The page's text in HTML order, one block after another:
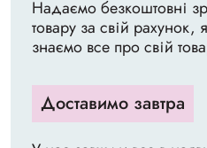
Надаємо безкоштовні
товару за свій рахунок,
знаємо все про свій
Доставимо завтра